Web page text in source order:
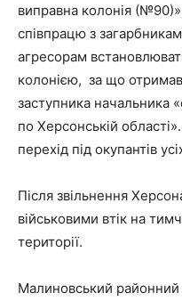
виправна колонія
співпрацю з
агресорам
колонією, за що
заступника начальника
по Херсонській
перехід під окупантів
Після звільнення
військовими втік на
території.
Малиновський